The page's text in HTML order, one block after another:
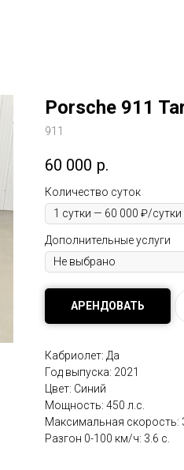
Porsche 911
911
60 000 р.
Количество суток
Дополнительные услуги
АРЕНДОВАТЬ
Кабриолет: Да
Год выпуска: 2021
Цвет: Синий
Мощность: 450 л.с.
Максимальная скорость:
Разгон 0-100 км/ч: 3.6 с.